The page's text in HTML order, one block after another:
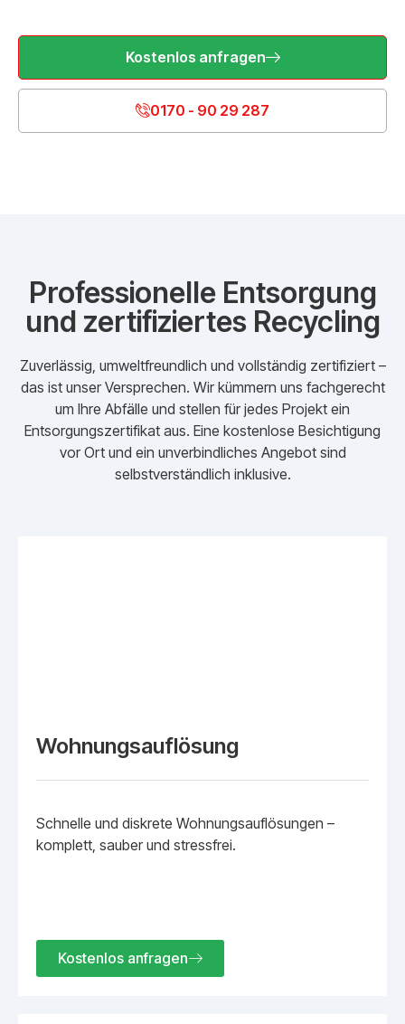
Kostenlos anfragen
0170 - 90 29 287
Professionelle Entsorgung
und zertifiziertes Recycling
Zuverlässig, umweltfreundlich und vollständig zertifiziert –
das ist unser Versprechen. Wir kümmern uns fachgerecht
um Ihre Abfälle und stellen für jedes Projekt ein
Entsorgungszertifikat aus. Eine kostenlose Besichtigung
vor Ort und ein unverbindliches Angebot sind
selbstverständlich inklusive.
Wohnungsauflösung
Schnelle und diskrete Wohnungsauflösungen –
komplett, sauber und stressfrei.
Kostenlos anfragen